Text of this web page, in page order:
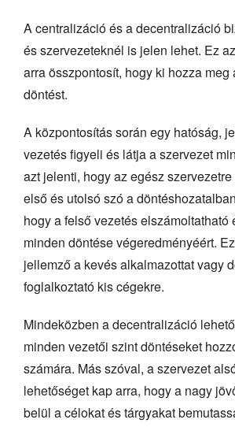
A centralizáció és a decentralizáció
és szervezeteknél is jelen lehet. Ez
arra összpontosít, hogy ki hozza meg
döntést.
A központosítás során egy hatóság,
vezetés figyeli és látja a szervezet
azt jelenti, hogy az egész
első és utolsó szó a
hogy a felső vezetés elszámoltatható
minden döntése végeredményéért.
jellemző a kevés alkalmazottat vagy
foglalkoztató kis cégekre.
Mindeközben a decentralizáció
minden vezetői szint döntéseket
számára. Más szóval, a szervezet
lehetőséget kap arra, hogy a nagy
belül a célokat és tárgyakat